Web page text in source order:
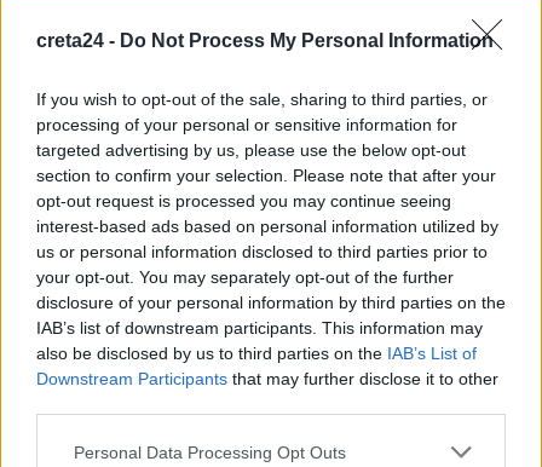
creta24 - Do Not Process My Personal Information
If you wish to opt-out of the sale, sharing to third parties, or
processing of your personal or sensitive information for
targeted advertising by us, please use the below opt-out
section to confirm your selection. Please note that after your
opt-out request is processed you may continue seeing
interest-based ads based on personal information utilized by
us or personal information disclosed to third parties prior to
your opt-out. You may separately opt-out of the further
disclosure of your personal information by third parties on the
IAB’s list of downstream participants. This information may
also be disclosed by us to third parties on the IAB’s List of
Downstream Participants that may further disclose it to other
Personal Data Processing Opt Outs
διαδικασία
7 Αυγούστου, 2026
Πότε πληρώνονται οι συντάξεις Σεπτεμβρίου
7 Αυγούστου, 2026
Ξεκινούν οι ετήσιες Καλοκαιρινές Εκθέσεις του Φεστιβάλ
Κινηματογράφου Χανίων
7 Αυγούστου, 2026
Ισπανία: Απολιθώματα αποκαλύπτουν ότι οι πρώτοι